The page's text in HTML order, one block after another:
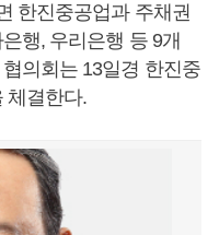
한진중공업과 주채권
행, 우리은행 등 9개
의회는 13일경 한진중
체결한다.